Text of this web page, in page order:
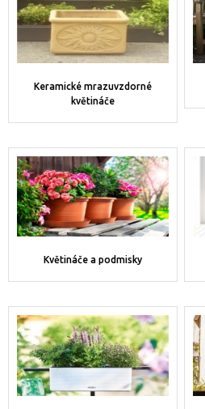
Keramické mrazuvzdorné
květináče
Květináče a podmisky